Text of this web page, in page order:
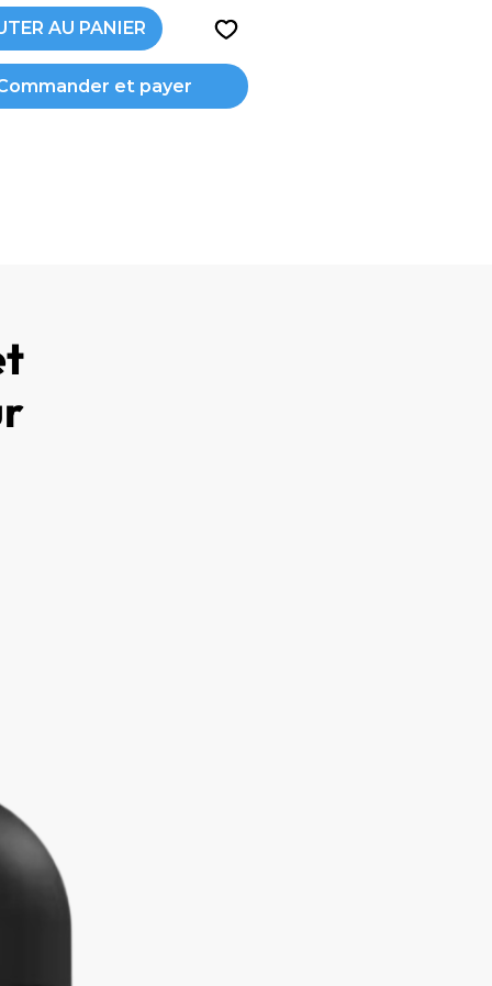
la santé des
le bien-être général et la
au quotidien, notamment
personnes actives et les
AU PANIER
et payer